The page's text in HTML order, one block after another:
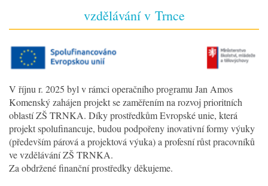
vzdělávání v Trnce
V říjnu r. 2025 byl v rámci operačního programu Jan Amos
Komenský zahájen projekt se zaměřením na rozvoj prioritních
oblastí ZŠ TRNKA. Díky prostředkům Evropské unie, která
projekt spolufinancuje, budou podpořeny inovativní formy výuky
(především párová a projektová výuka) a profesní růst pracovníků
ve vzdělávání ZŠ TRNKA.
Za obdržené finanční prostředky děkujeme.